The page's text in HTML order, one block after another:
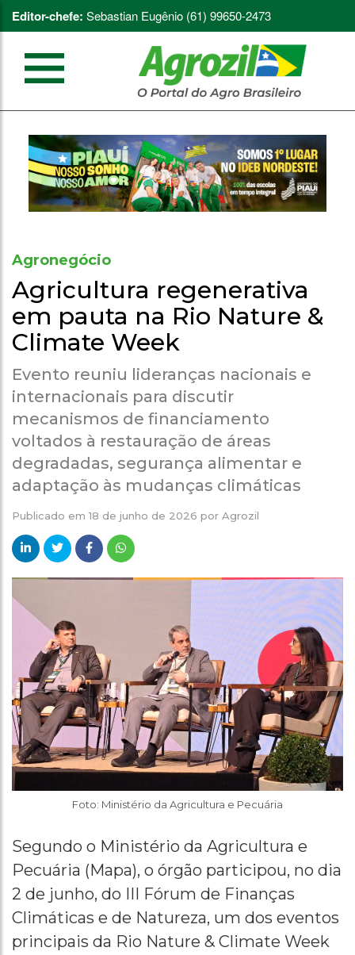
Editor-chefe: Sebastian Eugênio (61) 99650-2473
Agronegócio
Agricultura regenerativa
em pauta na Rio Nature &
Climate Week
Evento reuniu lideranças nacionais e
internacionais para discutir
mecanismos de financiamento
voltados à restauração de áreas
degradadas, segurança alimentar e
adaptação às mudanças climáticas
Publicado em18 de junho de 2026 por Agrozil
Foto: Ministério da Agricultura e Pecuária
Segundo o Ministério da Agricultura e
Pecuária (Mapa), o órgão participou, no dia
2 de junho, do III Fórum de Finanças
Climáticas e de Natureza, um dos eventos
principais da Rio Nature & Climate Week